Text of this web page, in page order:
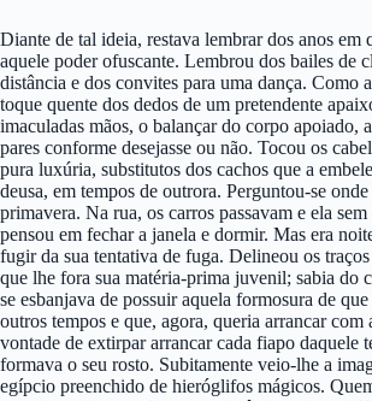
Diante de tal ideia, restava lembrar dos anos em
aquele poder ofuscante. Lembrou dos bailes de
distância e dos convites para uma dança. Como
toque quente dos dedos de um pretendente
imaculadas mãos, o balançar do corpo apoiado,
pares conforme desejasse ou não. Tocou os
pura luxúria, substitutos dos cachos que a
deusa, em tempos de outrora. Perguntou-se onde
primavera. Na rua, os carros passavam e ela
pensou em fechar a janela e dormir. Mas era
fugir da sua tentativa de fuga. Delineou os
que lhe fora sua matéria-prima juvenil; sabia do
se esbanjava de possuir aquela formosura de
outros tempos e que, agora, queria arrancar com
vontade de extirpar arrancar cada fiapo daquele
formava o seu rosto. Subitamente veio-lhe a
egípcio preenchido de hieróglifos mágicos.